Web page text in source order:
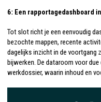
6: Een rapportagedashboard
Tot slot richt je een eenvoudig
bezochte mappen, recente
dagelijks inzicht in de voortgang
bijwerken. De dataroom voor
werkdossier, waarin inhoud en